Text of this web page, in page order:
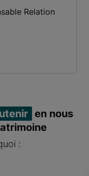
Relation
en nous
: